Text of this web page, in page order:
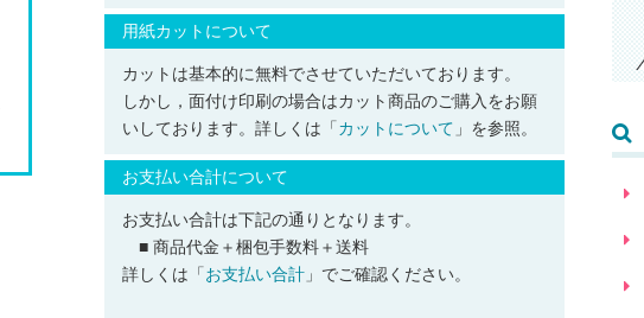
用紙カットについて
カットは基本的に無料でさせていただいております。
しかし，面付け印刷の場合はカット商品のご購入をお願
いしております。詳しくは「カットについて 」を参照。
お支払い合計について
お支払い合計は下記の通りとなります。
■ 商品代金＋梱包手数料＋送料
詳しくは「お支払い合計 」でご確認ください。